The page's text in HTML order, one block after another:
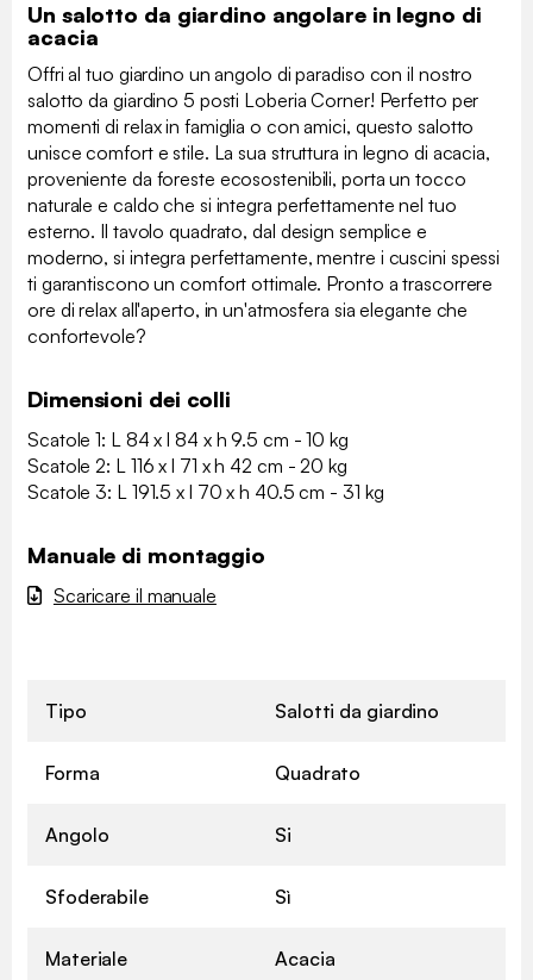
Un salotto da giardino angolare in legno di
acacia
Offri al tuo giardino un angolo di paradiso con il nostro
salotto da giardino 5 posti Loberia Corner! Perfetto per
momenti di relax in famiglia o con amici, questo salotto
unisce comfort e stile. La sua struttura in legno di acacia,
proveniente da foreste ecosostenibili, porta un tocco
naturale e caldo che si integra perfettamente nel tuo
esterno. Il tavolo quadrato, dal design semplice e
moderno, si integra perfettamente, mentre i cuscini spessi
ti garantiscono un comfort ottimale. Pronto a trascorrere
ore di relax all'aperto, in un'atmosfera sia elegante che
confortevole?
Dimensioni dei colli
Scatole 1: L 84 x l 84 x h 9.5 cm - 10 kg
Scatole 2: L 116 x l 71 x h 42 cm - 20 kg
Scatole 3: L 191.5 x l 70 x h 40.5 cm - 31 kg
Manuale di montaggio
Scaricare il manuale
Tipo Salotti da giardino
Forma Quadrato
Angolo Si
Sfoderabile Sì
Materiale Acacia